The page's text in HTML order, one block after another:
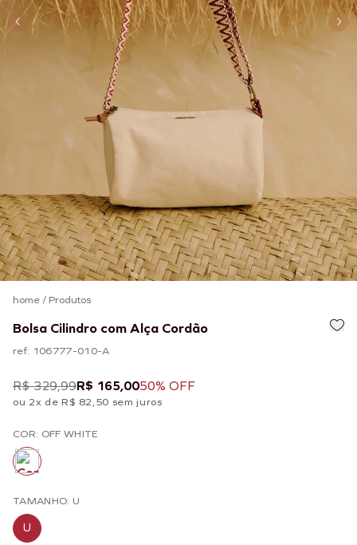
home/ Produtos
Bolsa Cilindro com Alça Cordão
ref: 106777-010-A
R$ 329,99R$ 165,0050% OFF
ou 2x de R$ 82,50 sem juros
COR: OFF WHITE
TAMANHO: U
U